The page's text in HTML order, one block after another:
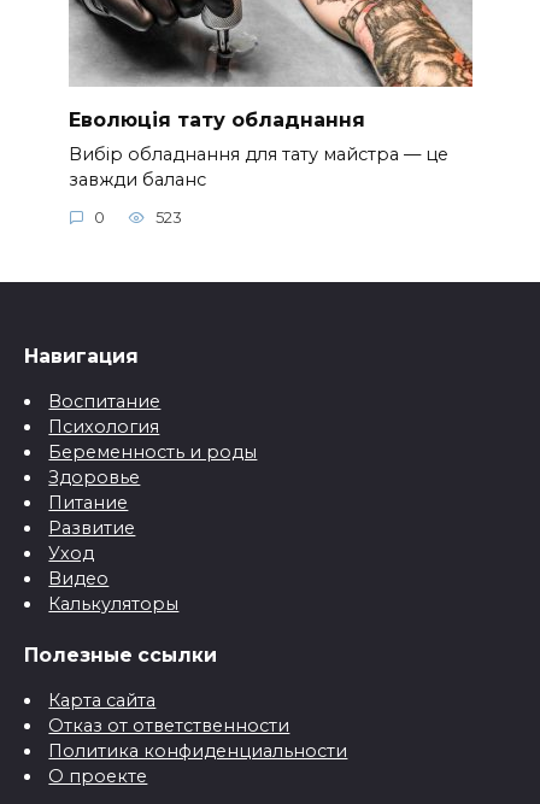
Еволюція тату обладнання
Вибір обладнання для тату майстра — це
завжди баланс
0 523
Навигация
Воспитание
Психология
Беременность и роды
Здоровье
Питание
Развитие
Уход
Видео
Калькуляторы
Полезные ссылки
Карта сайта
Отказ от ответственности
Политика конфиденциальности
О проекте